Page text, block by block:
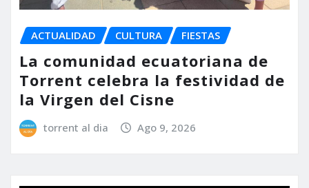
ACTUALIDAD CULTURA FIESTAS
La comunidad ecuatoriana de
Torrent celebra la festividad de
la Virgen del Cisne
torrent al dia Ago 9, 2026